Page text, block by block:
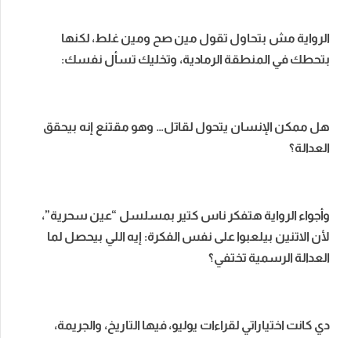
الرواية مش بتحاول تقول مين صح ومين غلط، لكنها
بتحطك في المنطقة الرمادية، وتخليك تسأل نفسك:
هل ممكن الإنسان يتحول لقاتل… وهو مقتنع إنه بيحقق
العدالة؟
وأجواء الرواية هتفكر ناس كتير بمسلسل “عين سحرية”،
لأن الاتنين بيلعبوا على نفس الفكرة: إيه اللي بيحصل لما
العدالة الرسمية تختفي؟
دي كانت اختياراتي لقراءات يوليو، فيها التاريخ، والجريمة،